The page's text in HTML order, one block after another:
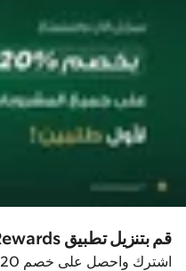
قم بتنزيل تطبيق Starbucks Rewards الآن